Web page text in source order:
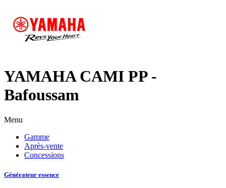
YAMAHA CAMI PP -
Bafoussam
Menu
Gamme
Après-vente
Concessions
Générateur essence